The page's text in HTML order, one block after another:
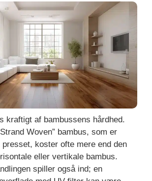
kraftigt af bambussens hårdhed.
Woven” bambus, som er
koster ofte mere end den
eller vertikale bambus.
spiller også ind; en